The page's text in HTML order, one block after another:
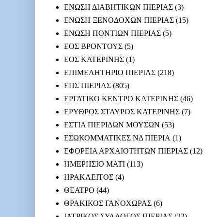
ΕΝΩΣΗ ΔΙΑΒΗΤΙΚΩΝ ΠΙΕΡΙΑΣ (3)
ΕΝΩΣΗ ΞΕΝΟΔΟΧΩΝ ΠΙΕΡΙΑΣ (15)
ΕΝΩΣΗ ΠΟΝΤΙΩΝ ΠΙΕΡΙΑΣ (5)
ΕΟΣ ΒΡΟΝΤΟΥΣ (5)
ΕΟΣ ΚΑΤΕΡΙΝΗΣ (1)
ΕΠΙΜΕΛΗΤΗΡΙΟ ΠΙΕΡΙΑΣ (218)
ΕΠΣ ΠΙΕΡΙΑΣ (805)
ΕΡΓΑΤΙΚΟ ΚΕΝΤΡΟ ΚΑΤΕΡΙΝΗΣ (46)
ΕΡΥΘΡΟΣ ΣΤΑΥΡΟΣ ΚΑΤΕΡΙΝΗΣ (7)
ΕΣΤΙΑ ΠΙΕΡΙΔΩΝ ΜΟΥΣΩΝ (53)
ΕΣΩΚΟΜΜΑΤΙΚΕΣ ΝΔ ΠΙΕΡΙΑ (1)
ΕΦΟΡΕΙΑ ΑΡΧΑΙΟΤΗΤΩΝ ΠΙΕΡΙΑΣ (12)
ΗΜΕΡΗΣΙΟ ΜΑΤΙ (113)
ΗΡΑΚΛΕΙΤΟΣ (4)
ΘΕΑΤΡΟ (44)
ΘΡΑΚΙΚΟΣ ΓΑΝΟΧΩΡΑΣ (6)